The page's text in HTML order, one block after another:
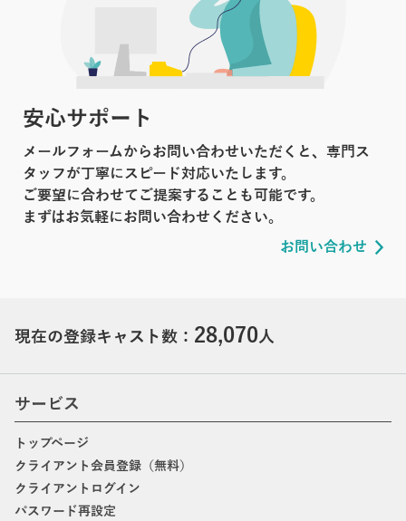
安心サポート
メールフォームからお問い合わせいただくと、専門ス
タッフが丁寧にスピード対応いたします。
ご要望に合わせてご提案することも可能です。
まずはお気軽にお問い合わせください。
お問い合わせ
現在の登録キャスト数： 28,070人
サービス
トップページ
クライアント会員登録（無料）
クライアントログイン
パスワード再設定